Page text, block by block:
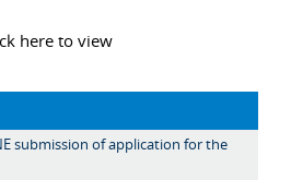
here to view
submission of application for the